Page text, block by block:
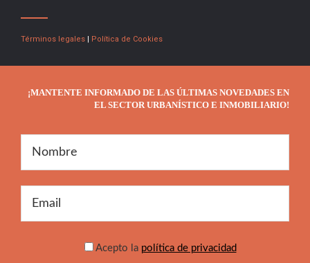
Términos legales | Política de Cookies
¡MANTENTE INFORMADO DE LAS ÚLTIMAS NOVEDADES EN
EL SECTOR URBANÍSTICO E INMOBILIARIO!
Acepto la política de privacidad